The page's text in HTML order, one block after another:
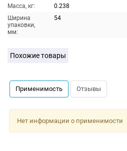
Масса, кг:
0.238
Ширина
упаковки,
мм:
54
Похожие товары
Применимость Отзывы
Нет информации о применимости